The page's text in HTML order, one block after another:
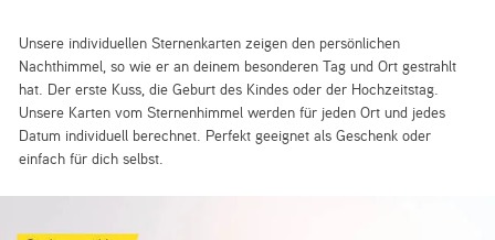
Unsere individuellen Sternenkarten zeigen den persönlichen
Nachthimmel, so wie er an deinem besonderen Tag und Ort gestrahlt
hat. Der erste Kuss, die Geburt des Kindes oder der Hochzeitstag.
Unsere Karten vom Sternenhimmel werden für jeden Ort und jedes
Datum individuell berechnet. Perfekt geeignet als Geschenk oder
einfach für dich selbst.